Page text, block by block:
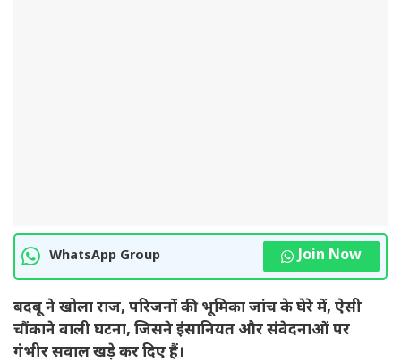
WhatsApp Group Join Now
बदबू ने खोला राज, परिजनों की भूमिका जांच के घेरे में, ऐसी
चौंकाने वाली घटना, जिसने इंसानियत और संवेदनाओं पर
गंभीर सवाल खड़े कर दिए हैं।